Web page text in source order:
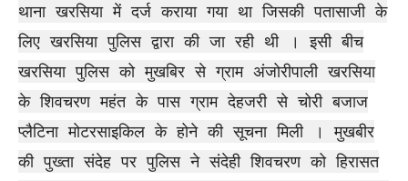
थाना खरसिया में दर्ज कराया गया था जिसकी पतासाजी के
लिए खरसिया पुलिस द्वारा की जा रही थी । इसी बीच
खरसिया पुलिस को मुखबिर से ग्राम अंजोरीपाली खरसिया
के शिवचरण महंत के पास ग्राम देहजरी से चोरी बजाज
प्लैटिना मोटरसाइकिल के होने की सूचना मिली । मुखबीर
की पुख्ता संदेह पर पुलिस ने संदेही शिवचरण को हिरासत